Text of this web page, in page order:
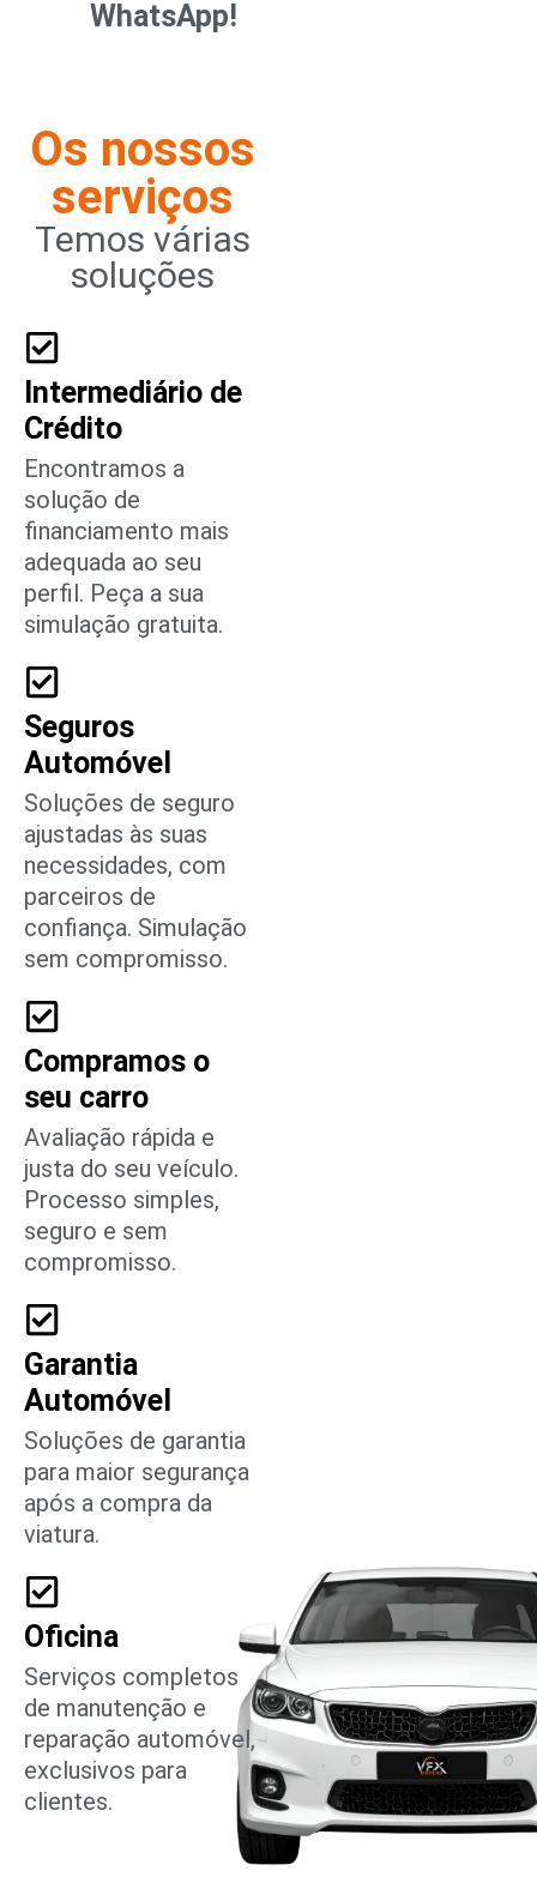
WhatsApp!
Os nossos
serviços
Temos várias
soluções
Intermediário de
Crédito
Encontramos a
solução de
financiamento mais
adequada ao seu
perfil. Peça a sua
simulação gratuita.
Seguros
Automóvel
Soluções de seguro
ajustadas às suas
necessidades, com
parceiros de
confiança. Simulação
sem compromisso.
Compramos o
seu carro
Avaliação rápida e
justa do seu veículo.
Processo simples,
seguro e sem
compromisso.
Garantia
Automóvel
Soluções de garantia
para maior segurança
após a compra da
viatura.
Oficina
Serviços completos
de manutenção e
reparação automóvel,
exclusivos para
clientes.